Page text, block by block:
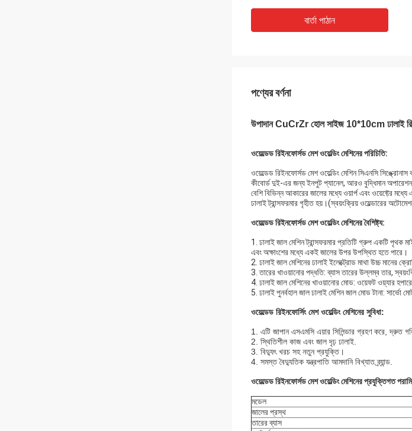
বার্তা পাঠান
পণ্যের বর্ণনা
উপাদান CuCrZr হোল সাইজ 10*10cm ঢালাই
ওয়েল্ডেড রিইনফোর্সড মেশ ওয়েল্ডিং মেশিনের পরিচিতি:
ওয়েল্ডেড রিইনফোর্সড মেশ ওয়েল্ডিং মেশিন সিএনসি
কীবোর্ড দুই-এর জন্য ইনপুট প্যানেল, আরও বুদ্ধিমান
বেশি বিভিন্ন আকারের জালের মধ্যে ওয়ার্প এবং ওয়েফ্টের
ঢালাই ট্রান্সফরমার গৃহীত হয়।(স্বয়ংক্রিয় ওয়েল্ডারের
ওয়েল্ডেড রিইনফোর্সড মেশ ওয়েল্ডিং মেশিনের বৈশিষ্ট্য:
1. ঢালাই জাল মেশিন ট্রান্সফরমার প্রতিটি গ্রুপ একটি পৃথক
এবং অক্ষাংশের মধ্যে একই জালের উপর উপস্থিত হতে পারে।
2. ঢালাই জাল মেশিনের ঢালাই ইলেক্ট্রোড মাথা উচ্চ মানের
3. তারের খাওয়ানোর পদ্ধতি: ব্যাস তারের উল্লম্ব তার,
4. ঢালাই জাল মেশিনের খাওয়ানোর মোড: ওয়েফট ওয়্যার
5. ঢালাই পুনর্বহাল জাল ঢালাই মেশিন জাল মোড টানা:
ওয়েল্ডেড রিইনফোর্সিং মেশ ওয়েল্ডিং মেশিনের সুবিধা:
1. এটি জাপান এসএমসি এয়ার সিলিন্ডার গ্রহণ করে, দ্রুত
2. স্থিতিশীল কাজ এবং জাল দৃঢ় ঢালাই.
3. বিদ্যুৎ খরচ সহ নতুন প্রযুক্তি।
4. সমস্ত বৈদ্যুতিক যন্ত্রপাতি আমদানি বিখ্যাত ব্র্যান্ড.
ওয়েল্ডেড রিইনফোর্সড মেশ ওয়েল্ডিং মেশিনের প্রযুক্তিগত
মডেল
জালের প্রস্থ
তারের ব্যাস